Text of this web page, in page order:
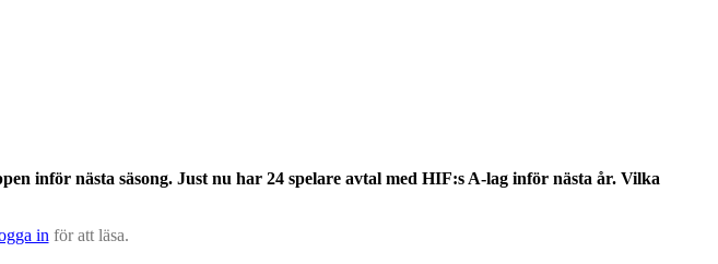
inför nästa säsong. Just nu har 24 spelare avtal med HIF:s A-lag inför nästa år. Vilka
in för att läsa.